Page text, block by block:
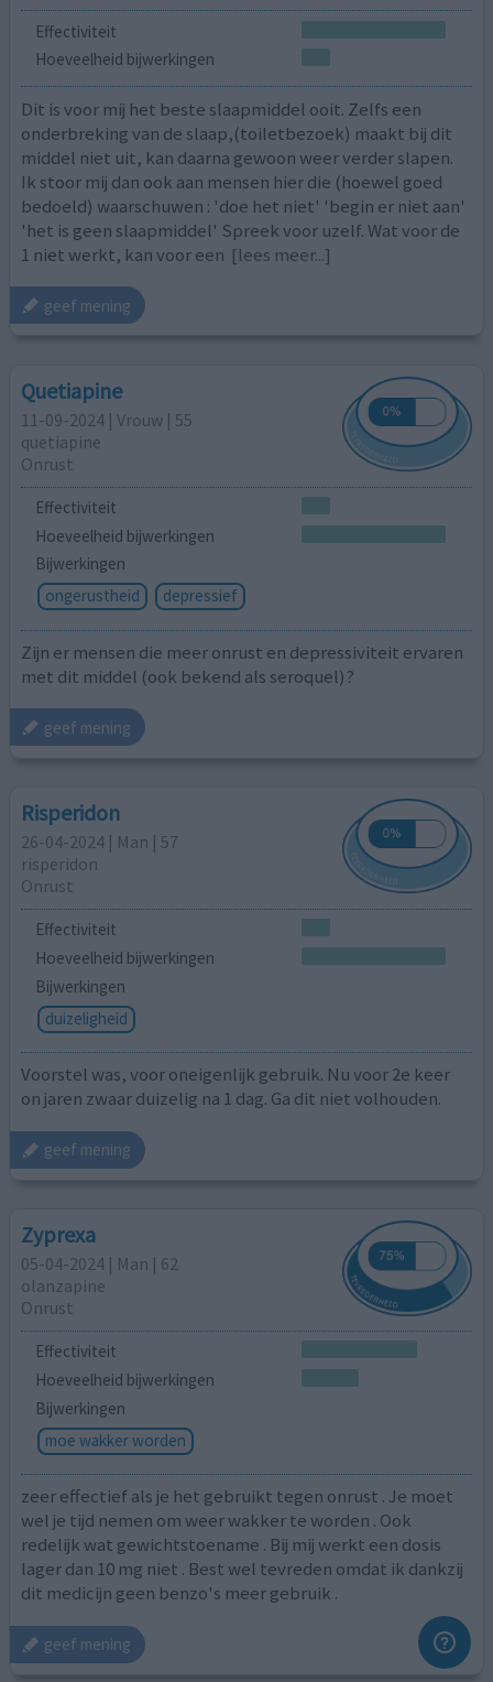
Effectiviteit
Hoeveelheid bijwerkingen
Dit is voor mij het beste slaapmiddel ooit. Zelfs een
onderbreking van de slaap,(toiletbezoek) maakt bij dit
middel niet uit, kan daarna gewoon weer verder slapen.
Ik stoor mij dan ook aan mensen hier die (hoewel goed
bedoeld) waarschuwen : 'doe het niet' 'begin er niet aan'
'het is geen slaapmiddel' Spreek voor uzelf. Wat voor de
1 niet werkt, kan voor een [lees meer...]
geef mening
Quetiapine
11-09-2024 | Vrouw | 55
quetiapine
Onrust
Effectiviteit
Hoeveelheid bijwerkingen
Bijwerkingen
ongerustheid
depressief
Zijn er mensen die meer onrust en depressiviteit ervaren
met dit middel (ook bekend als seroquel)?
geef mening
Risperidon
26-04-2024 | Man | 57
risperidon
Onrust
Effectiviteit
Hoeveelheid bijwerkingen
Bijwerkingen
duizeligheid
Voorstel was, voor oneigenlijk gebruik. Nu voor 2e keer
on jaren zwaar duizelig na 1 dag. Ga dit niet volhouden.
geef mening
Zyprexa
05-04-2024 | Man | 62
olanzapine
Onrust
Effectiviteit
Hoeveelheid bijwerkingen
Bijwerkingen
moe wakker worden
zeer effectief als je het gebruikt tegen onrust . Je moet
wel je tijd nemen om weer wakker te worden . Ook
redelijk wat gewichtstoename . Bij mij werkt een dosis
lager dan 10 mg niet . Best wel tevreden omdat ik dankzij
dit medicijn geen benzo's meer gebruik .
geef mening